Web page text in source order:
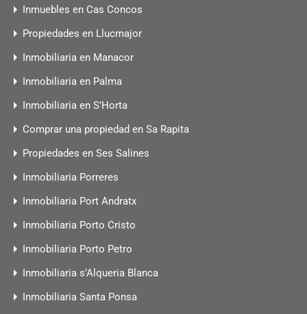
Inmuebles en Cas Concos
Propiedades en Llucmajor
Inmobiliaria en Manacor
Inmobiliaria en Palma
Inmobiliaria en S’Horta
Comprar una propiedad en Sa Rapita
Propiedades en Ses Salines
Inmobiliaria Porreres
Inmobiliaria Port Andratx
Inmobiliaria Porto Cristo
Inmobiliaria Porto Petro
Inmobiliaria s’Alqueria Blanca
Inmobiliaria Santa Ponsa